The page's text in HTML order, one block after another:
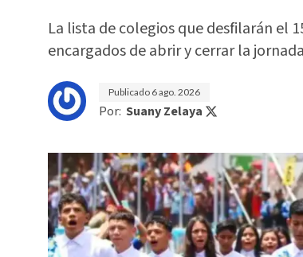
La lista de colegios que desfilarán el
encargados de abrir y cerrar la
Publicado 6 ago. 2026
Por: Suany Zelaya